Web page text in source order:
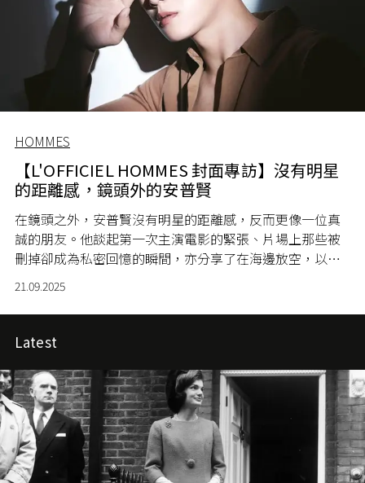
HOMMES
【L'OFFICIEL HOMMES 封面專訪】沒有明星
的距離感，鏡頭外的安普賢
在鏡頭之外，安普賢沒有明星的距離感，反而更像一位真
誠的朋友。他談起第一次主演電影的緊張、片場上那些被
刪掉卻成為私密回憶的瞬間，亦分享了在海邊放空，以及
在角色間尋找挑戰的心情。從《梨泰院 Class》(Itaewon
Class) 中那個讓人又愛又恨的反派，到《以吾之名》(My
Name) 中令人震撼的轉折，那些角色彷彿替那段時光留下
了獨特的烙印。
21.09.2025
Latest